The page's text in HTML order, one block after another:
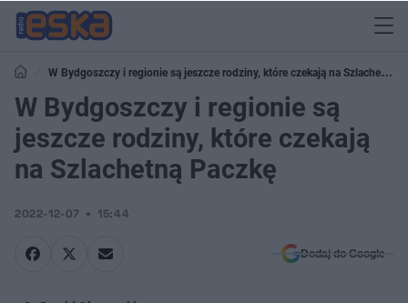
W Bydgoszczy i regionie są jeszcze rodziny, które czekają na Szlachetną
Paczkę
W Bydgoszczy i regionie są
jeszcze rodziny, które czekają
na Szlachetną Paczkę
2022-12-07 15:44
Dodaj do Google